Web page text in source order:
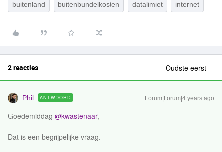
buitenland buitenbundelkosten datalimiet internet
2 reacties Oudste eerst
Phil ANTWOORD Forum|Forum|4 years ago
Goedemiddag @kwastenaar,
Dat is een begrijpelijke vraag.